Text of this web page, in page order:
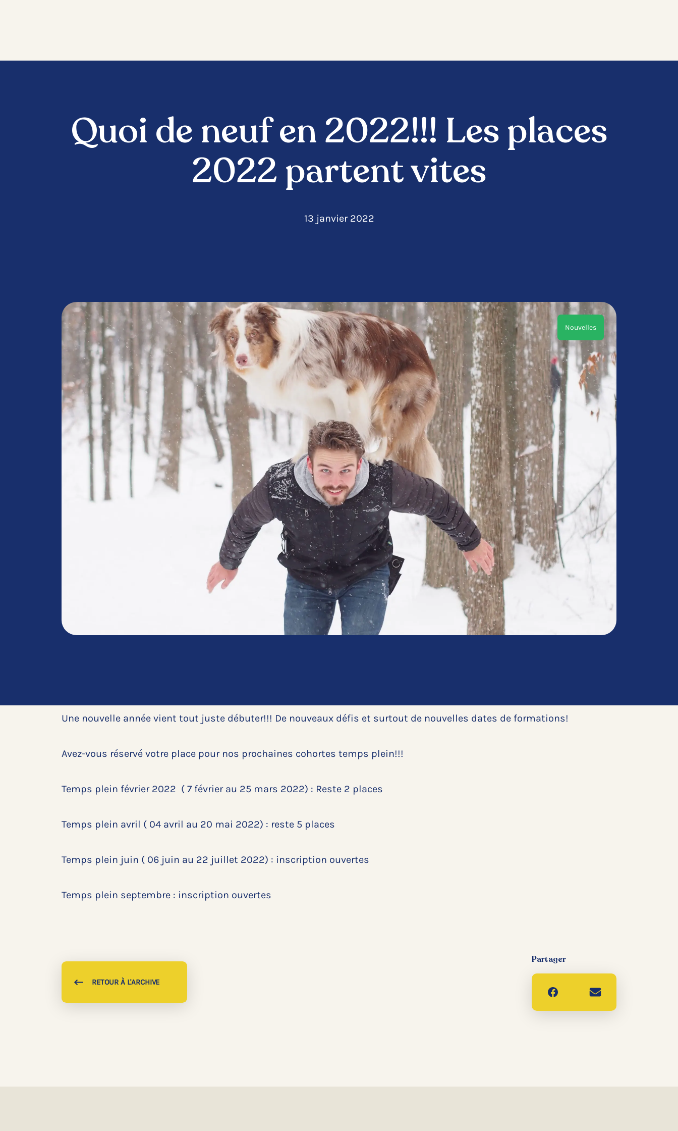
Quoi de neuf en 2022!!! Les places
2022 partent vites
13 janvier 2022
Nouvelles
Une nouvelle année vient tout juste débuter!!! De nouveaux défis et surtout de nouvelles dates de formations!
Avez-vous réservé votre place pour nos prochaines cohortes temps plein!!!
Temps plein février 2022 ( 7 février au 25 mars 2022) : Reste 2 places
Temps plein avril ( 04 avril au 20 mai 2022) : reste 5 places
Temps plein juin ( 06 juin au 22 juillet 2022) : inscription ouvertes
Temps plein septembre : inscription ouvertes
RETOUR À L'ARCHIVE
Partager